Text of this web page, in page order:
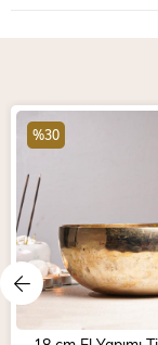
%30